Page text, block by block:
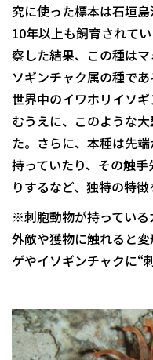
究に使った標本は石垣
10年以上も飼育されて
察した結果、この種は
ソギンチャク属の種で
世界中のイワホリイソ
むうえに、このような
た。さらに、本種は先
持っていたり、その触
りするなど、独特の特
※刺胞動物が持っている
外敵や獲物に触れると
ゲやイソギンチャクに“